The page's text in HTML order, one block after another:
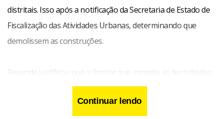
distritais. Isso após a notificação da Secretaria de Estado de
Fiscalização das Atividades Urbanas, determinando que
demolissem as construções.
Resende justificou que a liminar que impedia as derrubadas
poderia afetar a economia pública do DF, pois as terras
ocupadas pertencem à Terracap. “O que se pretende evitar,
Continuar lendo